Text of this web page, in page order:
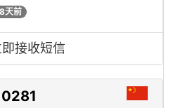
天前
即接收短信